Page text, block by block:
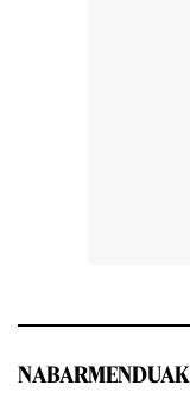
NABARMENDUAK